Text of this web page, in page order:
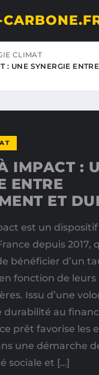
CLIMAT
: UNE SYNERGIE
IMPACT :
ENTRE
ET
est un
depuis 2017,
bénéficier d’un
fonction de
Issu d’une
durabilité au
prêt favorise les
une démarche
sociale et […]